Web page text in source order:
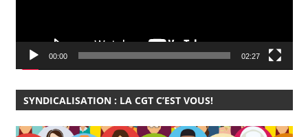
00:00 02:27
SYNDICALISATION : LA CGT C’EST VOUS!